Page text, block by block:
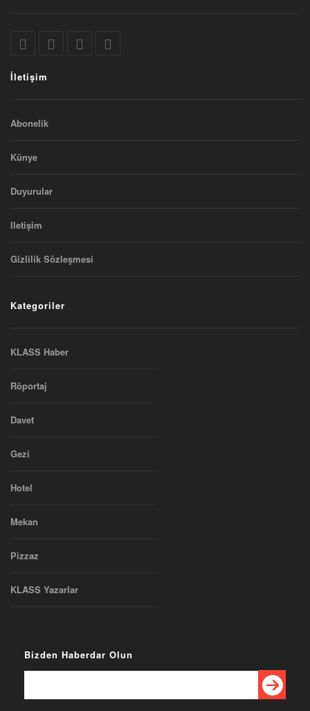
İletişim
Abonelik
Künye
Duyurular
Iletişim
Gizlilik Sözleşmesi
Kategoriler
KLASS Haber
Röportaj
Davet
Gezi
Hotel
Mekan
Pizzaz
KLASS Yazarlar
Bizden Haberdar Olun